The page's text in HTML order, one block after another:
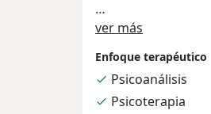
Entrar en un
un tiempo.
desarrollamos:
ejemplos.
ver más
Enfoque terapéutico
Psicoanálisis
Psicoterapia